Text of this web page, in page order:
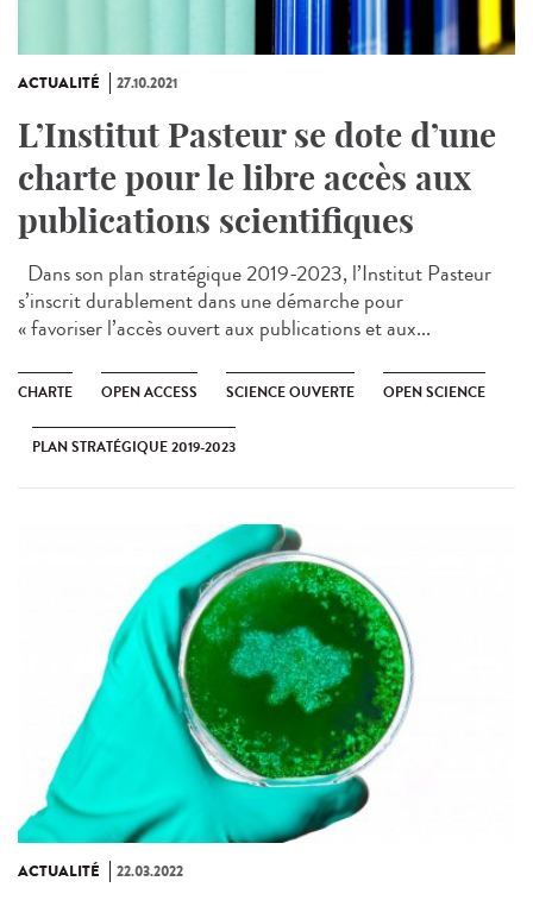
ACTUALITÉ 27.10.2021
L’Institut Pasteur se dote d’une
charte pour le libre accès aux
publications scientifiques
Dans son plan stratégique 2019-2023, l’Institut Pasteur
s’inscrit durablement dans une démarche pour
« favoriser l’accès ouvert aux publications et aux...
CHARTE OPEN ACCESS SCIENCE OUVERTE OPEN SCIENCE
PLAN STRATÉGIQUE 2019-2023
ACTUALITÉ 22.03.2022